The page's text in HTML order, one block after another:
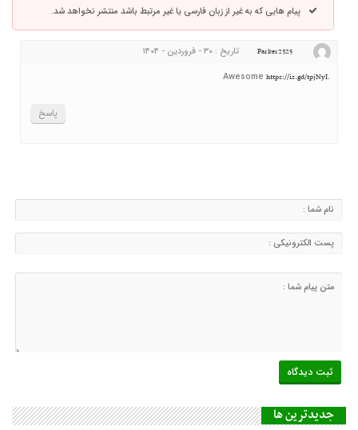
پیام هایی که به غیر از زبان فارسی یا غیر مرتبط باشد منتشر نخواهد شد.
Parker2325
تاریخ : ۳۰ - فروردین - ۱۴۰۴
Awesome https://is.gd/tpjNyL
پاسخ
جديدترين ها